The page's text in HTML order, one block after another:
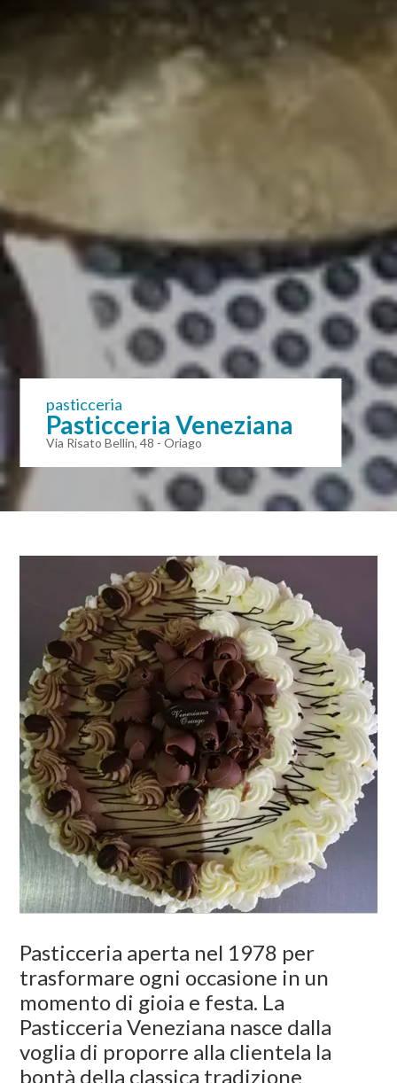
pasticceria
Pasticceria Veneziana
Via Risato Bellin, 48 - Oriago
Pasticceria aperta nel 1978 per
trasformare ogni occasione in un
momento di gioia e festa. La
Pasticceria Veneziana nasce dalla
voglia di proporre alla clientela la
bontà della classica tradizione